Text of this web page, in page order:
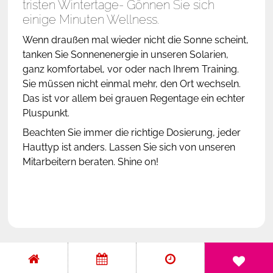
Partner & Kooperationen
Mediathek
tristen Wintertage- Gönnen Sie sich
einige Minuten Wellness.
Wenn draußen mal wieder nicht die Sonne scheint,
tanken Sie Sonnenenergie in unseren Solarien,
ganz komfortabel, vor oder nach Ihrem Training.
Sie müssen nicht einmal mehr, den Ort wechseln.
Das ist vor allem bei grauen Regentage ein echter
Pluspunkt.
Beachten Sie immer die richtige Dosierung, jeder
Hauttyp ist anders. Lassen Sie sich von unseren
Mitarbeitern beraten. Shine on!
Sie haben Fragen?
Wir beantworten Sie
gerne persönlich:
TELEFONNUMMER wird